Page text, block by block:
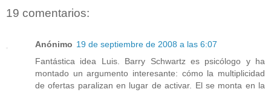
19 comentarios:
Anónimo 19 de septiembre de 2008 a las 6:07
Fantástica idea Luis. Barry Schwartz es psicólogo y ha
montado un argumento interesante: cómo la multiplicidad
de ofertas paralizan en lugar de activar. El se monta en la